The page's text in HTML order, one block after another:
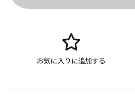
お気に入りに追加する